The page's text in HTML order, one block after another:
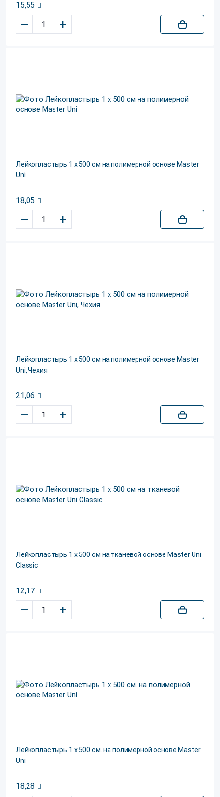
15,55
– +
Лейкопластырь 1 х 500 см на полимерной основе Master
Uni
18,05
– +
Лейкопластырь 1 х 500 см на полимерной основе Master
Uni, Чехия
21,06
– +
Лейкопластырь 1 х 500 см на тканевой основе Master Uni
Classic
12,17
– +
Лейкопластырь 1 х 500 см. на полимерной основе Master
Uni
18,28